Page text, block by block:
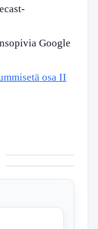
Google
osa II
Suositukset
Palvelussa